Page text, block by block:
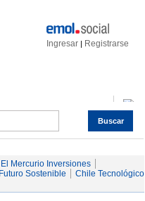
Ingresar | Registrarse
Buscar
Servicios
El Mercurio Inversiones
Futuro Sostenible
Chile Tecnológico